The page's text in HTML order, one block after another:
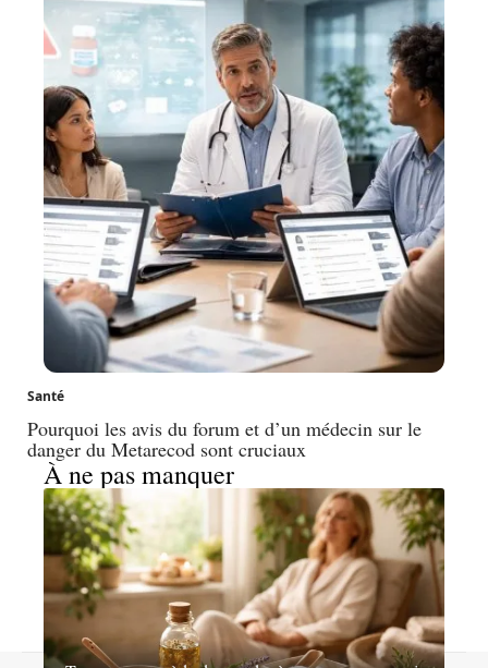
Santé
Pourquoi les avis du forum et d’un médecin sur le
danger du Metarecod sont cruciaux
À ne pas manquer